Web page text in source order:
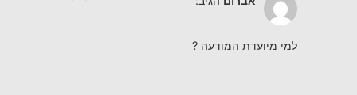
למי מיועדת המודעה ?